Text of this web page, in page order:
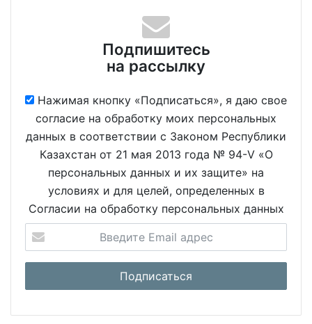
Подпишитесь
на рассылку
Нажимая кнопку «Подписаться», я даю свое
согласие на обработку моих персональных
данных в соответствии с Законом Республики
Казахстан от 21 мая 2013 года № 94-V «О
персональных данных и их защите» на
условиях и для целей, определенных в
Согласии на обработку персональных данных